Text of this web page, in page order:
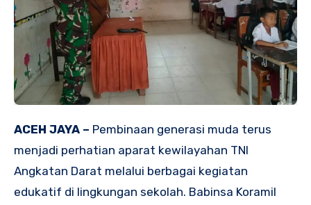
ACEH JAYA – Pembinaan generasi muda terus
menjadi perhatian aparat kewilayahan TNI
Angkatan Darat melalui berbagai kegiatan
edukatif di lingkungan sekolah. Babinsa Koramil